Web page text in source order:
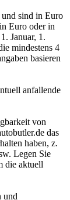
und sind in Euro
Euro oder in
Januar, 1.
mindestens 4
basieren
anfallende
von
das
haben, z.
Legen Sie
die aktuell
und